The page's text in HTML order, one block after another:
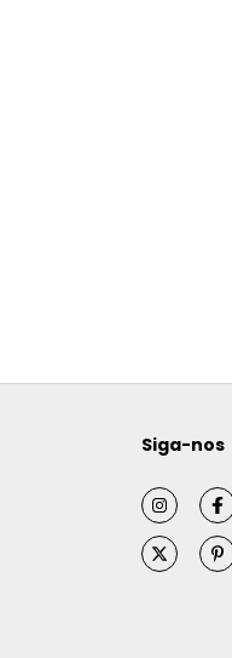
Siga-nos